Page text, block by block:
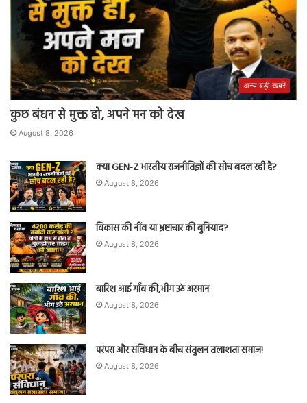
अन्य बड़ी खबरें
कुछ बंधन से मुक्त हो, अपने मन को देख
August 8, 2026
क्या GEN-Z भारतीय राजनीतिज्ञों की सोच बदल रही है?
August 8, 2026
विकास की नींव या भ्रष्टाचार की बुनियाद?
August 8, 2026
बारिश आई गाँव की,भीग उठे अरमान
August 8, 2026
परंपरा और संविधान के बीच संतुलन तलाशता समाज!
August 8, 2026